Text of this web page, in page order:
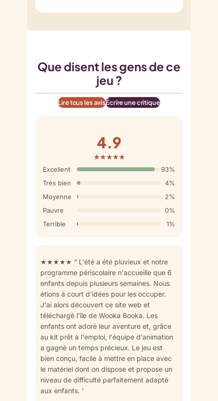
Que disent les gens de ce
jeu ?
Lire tous les avisÉcrire une critique
4.9
★★★★★
Excellent
93%
Très bien
4%
Moyenne
2%
Pauvre
0%
Terrible
1%
★★★★★ “ L'été a été pluvieux et notre
programme périscolaire n'accueille que 6
enfants depuis plusieurs semaines. Nous
étions à court d'idées pour les occuper.
J'ai alors découvert ce site web et
téléchargé l'île de Wooka Booka. Les
enfants ont adoré leur aventure et, grâce
au kit prêt à l'emploi, l'équipe d'animation
a gagné un temps précieux. Le jeu est
bien conçu, facile à mettre en place avec
le matériel dont on dispose et propose un
niveau de difficulté parfaitement adapté
aux enfants. ‘